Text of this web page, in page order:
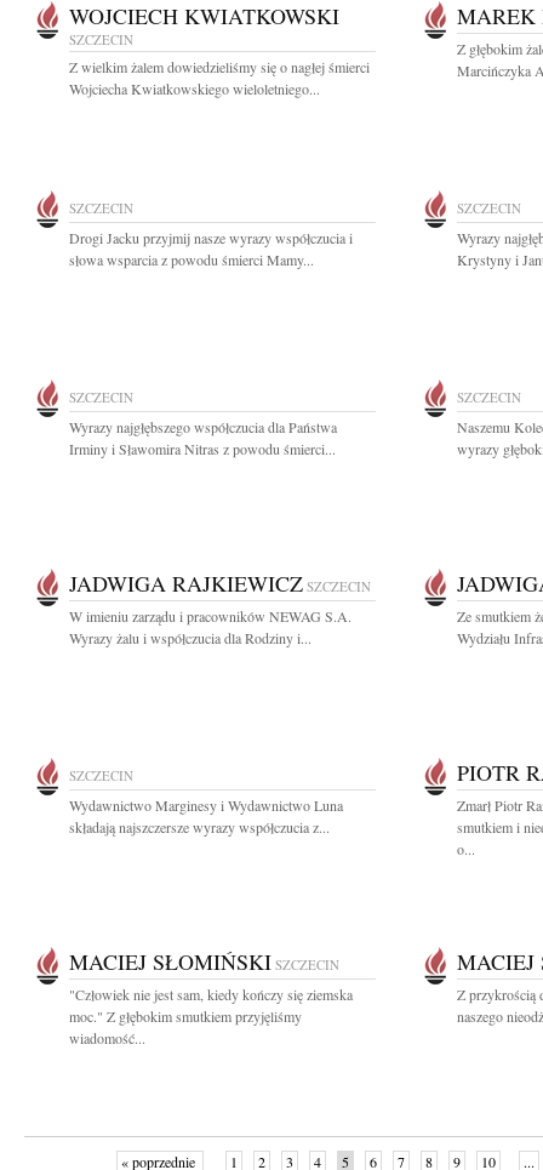
WOJCIECH KWIATKOWSKI
SZCZECIN
Z wielkim żalem dowiedzieliśmy się o nagłej śmierci
Wojciecha Kwiatkowskiego wieloletniego...
MAREK
Z głębokim
Marcińczyka
SZCZECIN
Drogi Jacku przyjmij nasze wyrazy współczucia i
słowa wsparcia z powodu śmierci Mamy...
SZCZECIN
Wyrazy
Krystyny i
SZCZECIN
Wyrazy najgłębszego współczucia dla Państwa
Irminy i Sławomira Nitras z powodu śmierci...
SZCZECIN
Naszemu
wyrazy
JADWIGA RAJKIEWICZ SZCZECIN
W imieniu zarządu i pracowników NEWAG S.A.
Wyrazy żalu i współczucia dla Rodziny i...
Ze smutkiem
Wydziału
SZCZECIN
Wydawnictwo Marginesy i Wydawnictwo Luna
składają najszczersze wyrazy współczucia z...
PIOTR
Zmarł Piotr
smutkiem i
o...
MACIEJ SŁOMIŃSKI SZCZECIN
"Człowiek nie jest sam, kiedy kończy się ziemska
moc." Z głębokim smutkiem przyjęliśmy
wiadomość...
MACIEJ
Z przykrością
naszego
« poprzednie 1 2 3 4 5 6 7 8 9 10 ...